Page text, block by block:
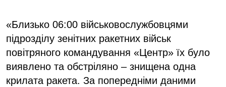
«Близько 06:00 військовослужбовцями
підрозділу зенітних ракетних військ
повітряного командування «Центр» їх було
виявлено та обстріляно – знищена одна
крилата ракета. За попередніми даними